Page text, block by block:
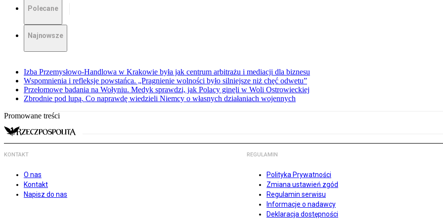
Polecane
Najnowsze
Izba Przemysłowo-Handlowa w Krakowie była jak centrum arbitrażu i mediacji dla biznesu
Wspomnienia i refleksje powstańca. „Pragnienie wolności było silniejsze niż chęć odwetu”
Przełomowe badania na Wołyniu. Medyk sprawdzi, jak Polacy ginęli w Woli Ostrowieckiej
Zbrodnie pod lupą. Co naprawdę wiedzieli Niemcy o własnych działaniach wojennych
Promowane treści
KONTAKT
O nas
Kontakt
Napisz do nas
REGULAMIN
Polityka Prywatności
Zmiana ustawień zgód
Regulamin serwisu
Informacje o nadawcy
Deklaracja dostępności